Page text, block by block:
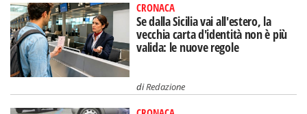
CRONACA
Se dalla Sicilia vai all'estero, la
vecchia carta d'identità non è più
valida: le nuove regole
diRedazione